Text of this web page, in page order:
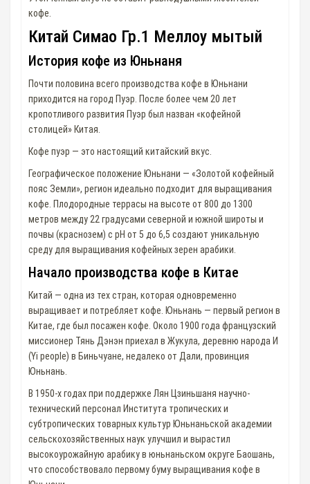
кофе.
Китай Симао Гр.1 Меллоу мытый
История кофе из Юньнаня
Почти половина всего производства кофе в Юньнани
приходится на город Пуэр. После более чем 20 лет
кропотливого развития Пуэр был назван «кофейной
столицей» Китая.
Кофе пуэр — это настоящий китайский вкус.
Географическое положение Юньнани — «Золотой кофейный
пояс Земли», регион идеально подходит для выращивания
кофе. Плодородные террасы на высоте от 800 до 1300
метров между 22 градусами северной и южной широты и
почвы (краснозем) с pH от 5 до 6,5 создают уникальную
среду для выращивания кофейных зерен арабики.
Начало производства кофе в Китае
Китай — одна из тех стран, которая одновременно
выращивает и потребляет кофе. Юньнань — первый регион в
Китае, где был посажен кофе. Около 1900 года французский
миссионер Тянь Дэнэн приехал в Жукула, деревню народа И
(Yi people) в Биньчуане, недалеко от Дали, провинция
Юньнань.
В 1950-х годах при поддержке Лян Цзиньшаня научно-
технический персонал Института тропических и
субтропических товарных культур Юньнаньской академии
сельскохозяйственных наук улучшил и вырастил
высокоурожайную арабику в юньнаньском округе Баошань,
что способствовало первому буму выращивания кофе в